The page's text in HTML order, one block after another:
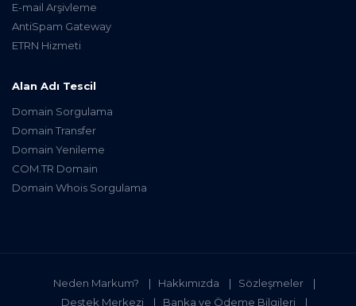
E-mail Arşivleme
AntiSpam Gateway
ETRN Hizmeti
Alan Adı Tescil
Domain Sorgulama
Domain Transfer
Domain Yenileme
COM.TR Domain
Domain Whois Sorgulama
Neden Markum? Hakkımızda
Sözleşmeler
Destek Merkezi
Banka ve Ödeme Bilgileri